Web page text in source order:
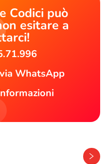
Codici può
esitare a
WhatsApp